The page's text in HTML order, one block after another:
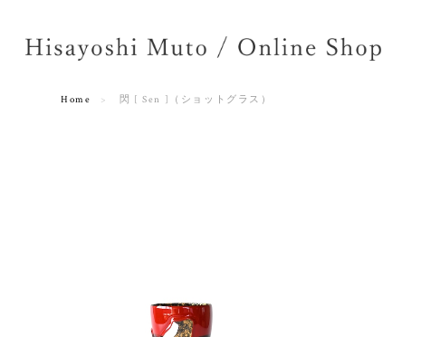
Home 閃 [ Sen ]（ショットグラス）